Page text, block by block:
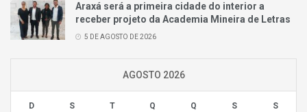
Araxá será a primeira cidade do interior a
receber projeto da Academia Mineira de Letras
5 DE AGOSTO DE 2026
AGOSTO 2026
D S T Q Q S S